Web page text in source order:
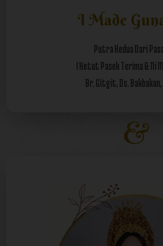
I Made
Putra Kedua Dari
I Ketut Pasek Terima & Ni
Br. Gitgit, Ds.
&